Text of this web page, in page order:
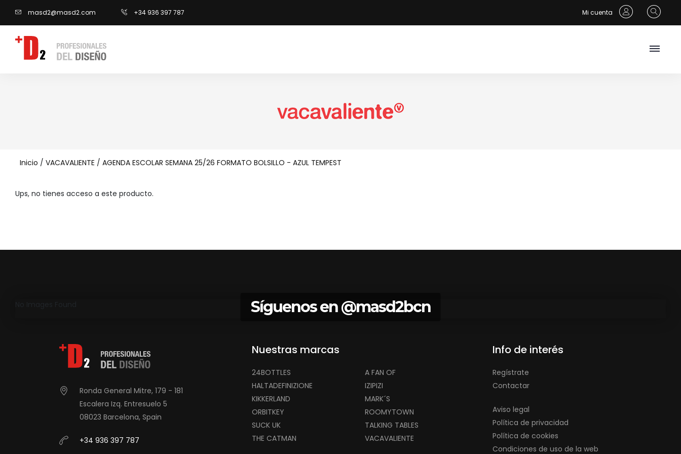
masd2@masd2.com +34 936 397 787 Mi cuenta
Inicio / VACAVALIENTE / AGENDA ESCOLAR SEMANA 25/26 FORMATO BOLSILLO - AZUL TEMPEST
Ups, no tienes acceso a este producto.
Síguenos en@masd2bcn
Ronda General Mitre, 179 - 181
Escalera Izq. Entresuelo 5
08023 Barcelona, Spain
+34 936 397 787
Nuestras marcas
24BOTTLES
A FAN OF
HALTADEFINIZIONE
IZIPIZI
KIKKERLAND
MARK´S
ORBITKEY
ROOMYTOWN
SUCK UK
TALKING TABLES
THE CATMAN
VACAVALIENTE
Info de interés
Regístrate
Contactar
Aviso legal
Política de privacidad
Política de cookies
Condiciones de uso de la web